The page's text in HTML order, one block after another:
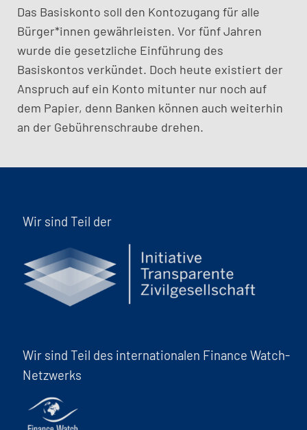
Das Basiskonto soll den Kontozugang für alle
Bürger*innen gewährleisten. Vor fünf Jahren
wurde die gesetzliche Einführung des
Basiskontos verkündet. Doch heute existiert der
Anspruch auf ein Konto mitunter nur noch auf
dem Papier, denn Banken können auch weiterhin
an der Gebührenschraube drehen.
Wir sind Teil der
Wir sind Teil des internationalen Finance Watch-
Netzwerks